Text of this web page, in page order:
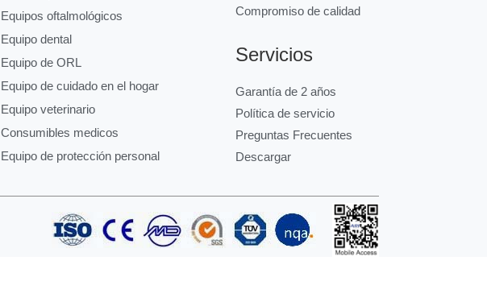
Equipos oftalmológicos
Equipo dental
Equipo de ORL
Equipo de cuidado en el hogar
Equipo veterinario
Consumibles medicos
Equipo de protección personal
Compromiso de calidad
Servicios
Garantía de 2 años
Política de servicio
Preguntas Frecuentes
Descargar